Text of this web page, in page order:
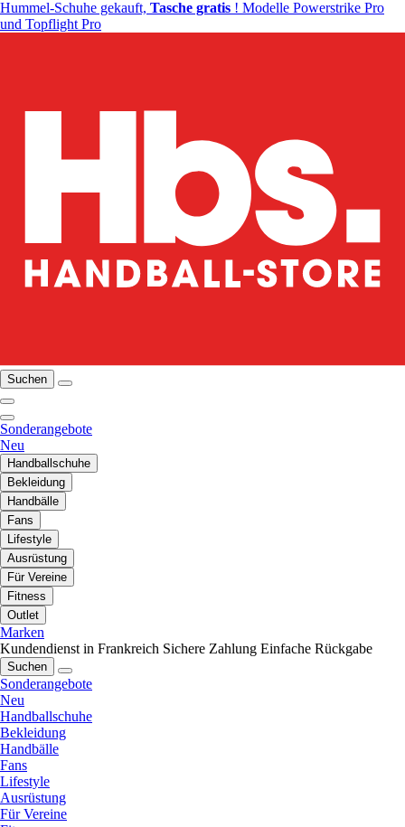
Hummel-Schuhe gekauft, Tasche gratis ! Modelle Powerstrike Pro
und Topflight Pro
Suchen
Sonderangebote
Neu
Handballschuhe
Bekleidung
Handbälle
Fans
Lifestyle
Ausrüstung
Für Vereine
Fitness
Outlet
Marken
Kundendienst in Frankreich Sichere Zahlung Einfache Rückgabe
Suchen
Sonderangebote
Neu
Handballschuhe
Bekleidung
Handbälle
Fans
Lifestyle
Ausrüstung
Für Vereine